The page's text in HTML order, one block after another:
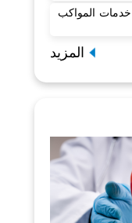
خدمات المواكب
المزيد